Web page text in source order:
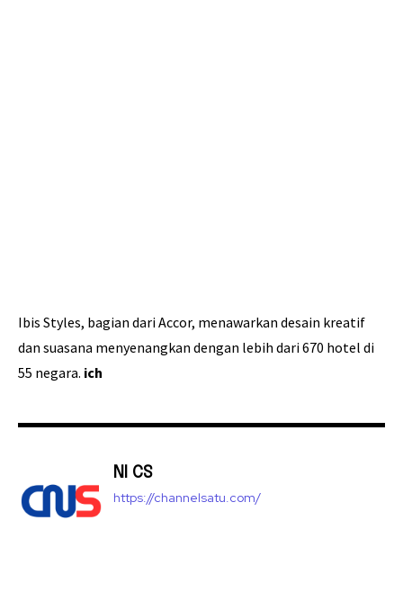
Ibis Styles, bagian dari Accor, menawarkan desain kreatif
dan suasana menyenangkan dengan lebih dari 670 hotel di
55 negara. ich
NI CS
https://channelsatu.com/